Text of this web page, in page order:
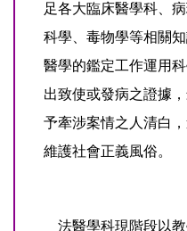
足各大臨床醫學科、
科學、毒物學等相關
醫學的鑑定工作運用
出致使或發病之證據
予牽涉案情之人清白
維護社會正義風俗。
法醫學科現階段以